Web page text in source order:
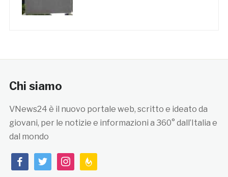
Chi siamo
VNews24 è il nuovo portale web, scritto e ideato da
giovani, per le notizie e informazioni a 360° dall’Italia e
dal mondo
facebooktwitterinstagramfeedburner